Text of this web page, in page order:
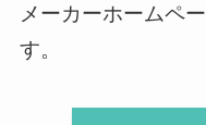
メーカーホームペ
す。